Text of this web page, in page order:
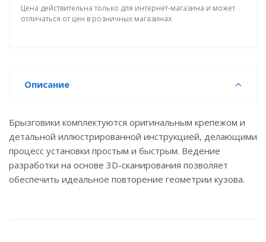
Цена действительна только для интернет-магазина и может
отличаться от цен в розничных магазинах
Описание
Брызговики комплектуются оригинальным крепежом и
детальной иллюстрированной инструкцией, делающими
процесс установки простым и быстрым. Ведение
разработки на основе 3D-сканирования позволяет
обеспечить идеальное повторение геометрии кузова.